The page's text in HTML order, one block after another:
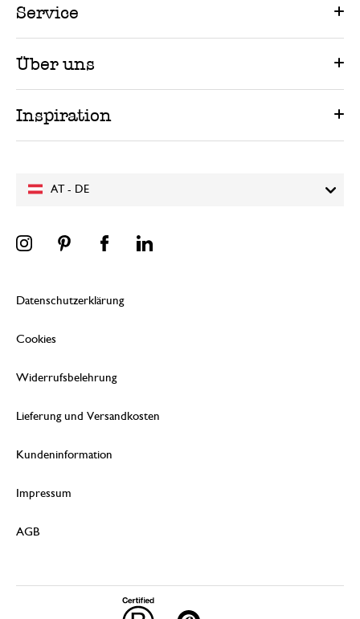
AT - DE
Service
Über uns
Inspiration
Datenschutzerklärung
Cookies
Widerrufsbelehrung
Lieferung und Versandkosten
Kundeninformation
Impressum
AGB